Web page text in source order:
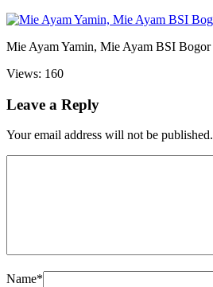
Mie Ayam Yamin, Mie Ayam BSI Bogor
Views: 160
Leave a Reply
Your email address will not be published.
Name*